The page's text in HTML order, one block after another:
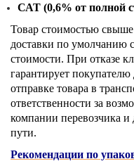
САТ (0,6% от полной
Товар стоимостью
доставки по умолчанию
стоимости. При отказе
гарантирует
отправке товара в
ответственности за
компании перевозчика
пути.
Рекомендации по